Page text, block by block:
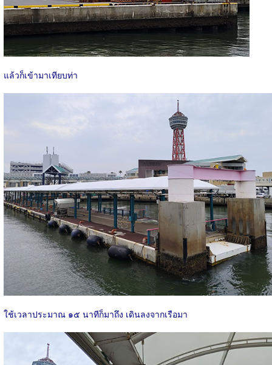
แล้วก็เข้ามาเทียบท่า
ใช้เวลาประมาณ ๑๕ นาทีก็มาถึง เดินลงจากเรือมา